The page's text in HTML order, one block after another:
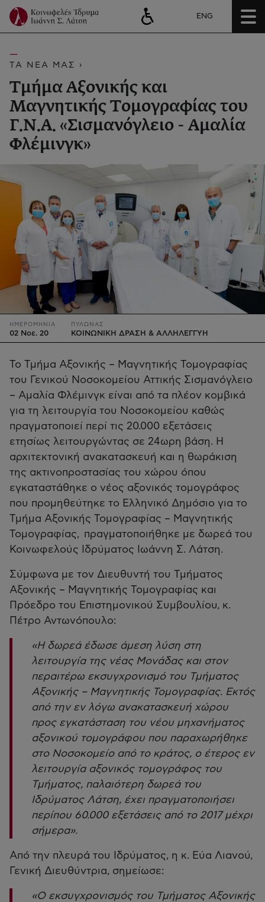
ENG
ΤΑ ΝΕΑ ΜΑΣ ›
Τμήμα Αξονικής και
Μαγνητικής Τομογραφίας του
Γ.Ν.Α. «Σισμανόγλειο - Αμαλία
Φλέμινγκ»
ΗΜΕΡΟΜΗΝΙΑ
02 Νοε. 20
ΠΥΛΩΝΑΣ
ΚΟΙΝΩΝΙΚΗ ΔΡΑΣΗ & ΑΛΛΗΛΕΓΓΥΗ
Το Τμήμα Αξονικής – Μαγνητικής Τομογραφίας
του Γενικού Νοσοκομείου Αττικής Σισμανόγλειο
– Αμαλία Φλέμινγκ είναι από τα πλέον κομβικά
για τη λειτουργία του Νοσοκομείου καθώς
πραγματοποιεί περί τις 20.000 εξετάσεις
ετησίως λειτουργώντας σε 24ωρη βάση. Η
αρχιτεκτονική ανακατασκευή και η θωράκιση
της ακτινοπροστασίας του χώρου όπου
εγκαταστάθηκε ο νέος αξονικός τομογράφος
που προμηθεύτηκε το Ελληνικό Δημόσιο για το
Τμήμα Αξονικής Τομογραφίας – Μαγνητικής
Τομογραφίας, πραγματοποιήθηκε με δωρεά του
Κοινωφελούς Ιδρύματος Ιωάννη Σ. Λάτση.
Σύμφωνα με τον Διευθυντή του Τμήματος
Αξονικής – Μαγνητικής Τομογραφίας και
Πρόεδρο του Επιστημονικού Συμβουλίου, κ.
Πέτρο Αντωνόπουλο:
«Η δωρεά έδωσε άμεση λύση στη
λειτουργία της νέας Μονάδας και στον
περαιτέρω εκσυγχρονισμό του Τμήματος
Αξονικής – Μαγνητικής Τομογραφίας. Εκτός
από την εν λόγω ανακατασκευή χώρου
προς εγκατάσταση του νέου μηχανήματος
αξονικού τομογράφου που παραχωρήθηκε
στο Nοσοκομείο από το κράτος, ο έτερος εν
λειτουργία αξονικός τομογράφος του
Τμήματος, παλαιότερη δωρεά του
Ιδρύματος Λάτση, έχει πραγματοποιήσει
περίπου 60.000 εξετάσεις από το 2017 μέχρι
σήμερα».
Από την πλευρά του Ιδρύματος, η κ. Εύα Λιανού,
Γενική Διευθύντρια, σημείωσε:
«Ο εκσυγχρονισμός του Τμήματος Αξονικής